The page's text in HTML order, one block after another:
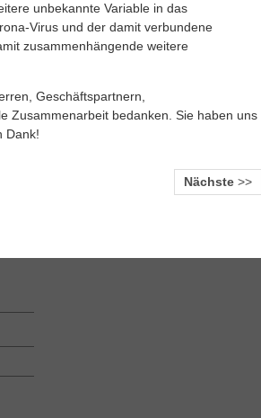
unbekannte Variable in das
Virus und der damit verbundene
zusammenhängende weitere
Geschäftspartnern,
Zusammenarbeit bedanken. Sie haben uns
Dank!
Nächste>>